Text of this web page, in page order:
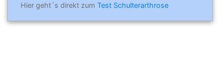
Hier geht´s direkt zum Test Schulterarthrose